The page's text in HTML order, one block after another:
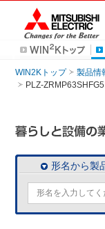
WIN2Kトップ 製品情
PLZ-ZRMP63SHFG5
形名から製